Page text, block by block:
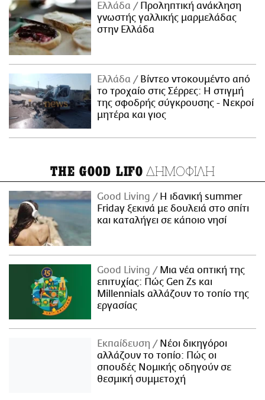
Ελλάδα
Προληπτική ανάκληση
γνωστής γαλλικής μαρμελάδας
στην Ελλάδα
Ελλάδα
Βίντεο ντοκουμέντο από
το τροχαίο στις Σέρρες: Η στιγμή
της σφοδρής σύγκρουσης - Νεκροί
μητέρα και γιος
THE GOOD LIFO ΔΗΜΟΦΙΛΗ
Good Living
Η ιδανική summer
Friday ξεκινά με δουλειά στο σπίτι
και καταλήγει σε κάποιο νησί
Good Living
Μια νέα οπτική της
επιτυχίας: Πώς Gen Zs και
Millennials αλλάζουν το τοπίο της
εργασίας
Εκπαίδευση
Νέοι δικηγόροι
αλλάζουν το τοπίο: Πώς οι
σπουδές Νομικής οδηγούν σε
θεσμική συμμετοχή